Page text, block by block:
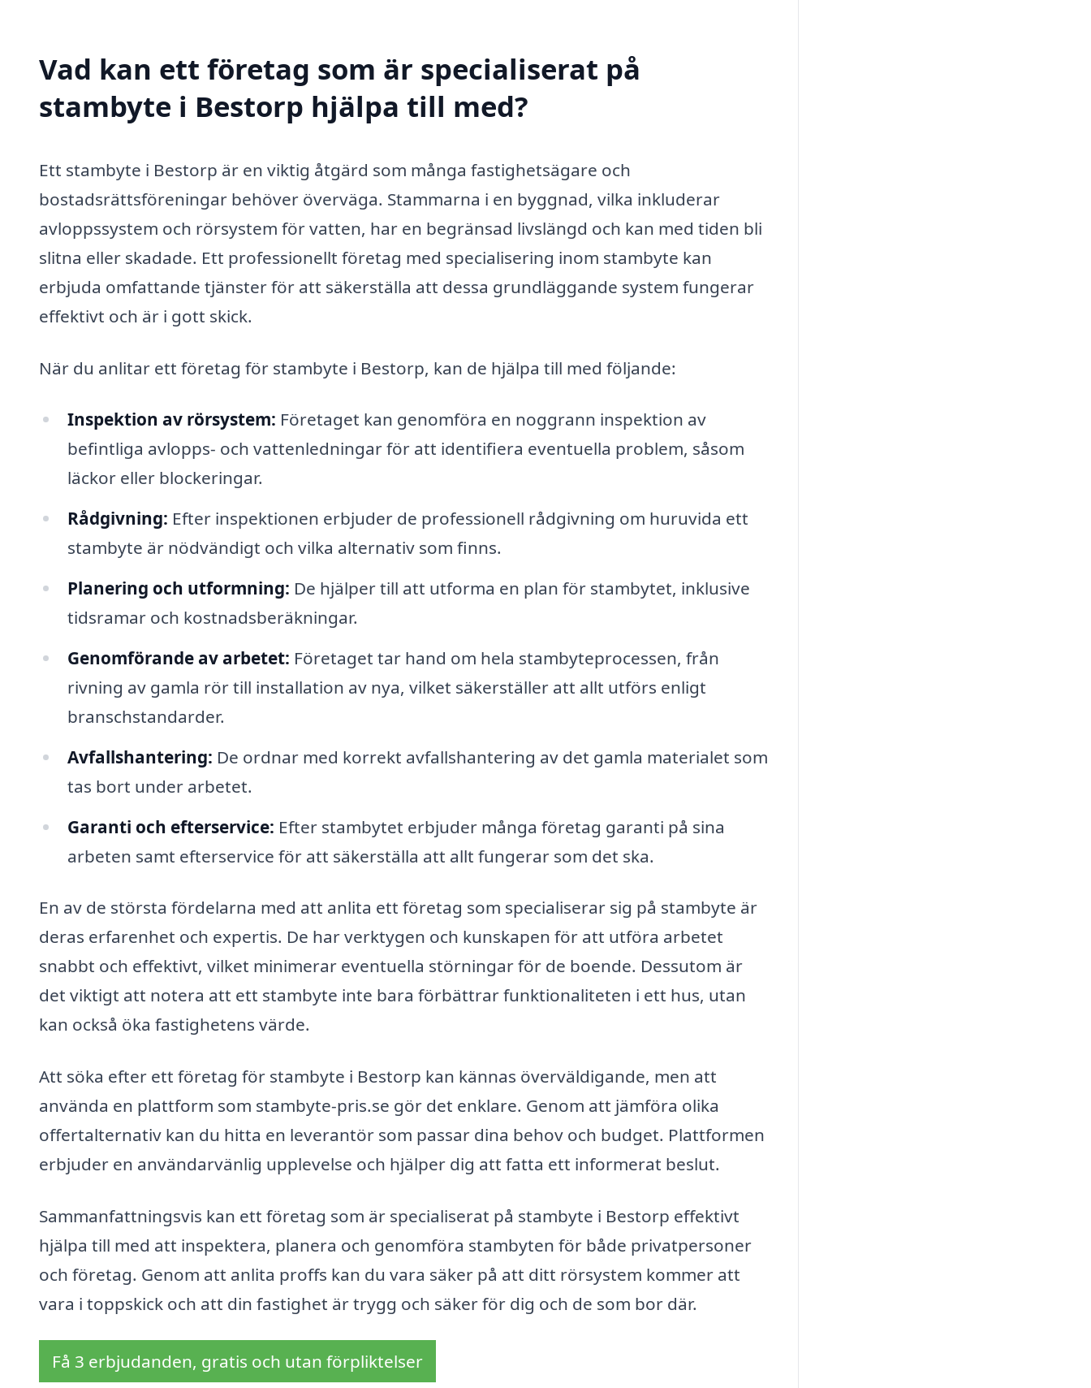
Vad kan ett företag som är specialiserat på
stambyte i Bestorp hjälpa till med?
Ett stambyte i Bestorp är en viktig åtgärd som många fastighetsägare och
bostadsrättsföreningar behöver överväga. Stammarna i en byggnad, vilka inkluderar
avloppssystem och rörsystem för vatten, har en begränsad livslängd och kan med tiden bli
slitna eller skadade. Ett professionellt företag med specialisering inom stambyte kan
erbjuda omfattande tjänster för att säkerställa att dessa grundläggande system fungerar
effektivt och är i gott skick.
När du anlitar ett företag för stambyte i Bestorp, kan de hjälpa till med följande:
Inspektion av rörsystem: Företaget kan genomföra en noggrann inspektion av
befintliga avlopps- och vattenledningar för att identifiera eventuella problem, såsom
läckor eller blockeringar.
Rådgivning: Efter inspektionen erbjuder de professionell rådgivning om huruvida ett
stambyte är nödvändigt och vilka alternativ som finns.
Planering och utformning: De hjälper till att utforma en plan för stambytet, inklusive
tidsramar och kostnadsberäkningar.
Genomförande av arbetet: Företaget tar hand om hela stambyteprocessen, från
rivning av gamla rör till installation av nya, vilket säkerställer att allt utförs enligt
branschstandarder.
Avfallshantering: De ordnar med korrekt avfallshantering av det gamla materialet som
tas bort under arbetet.
Garanti och efterservice: Efter stambytet erbjuder många företag garanti på sina
arbeten samt efterservice för att säkerställa att allt fungerar som det ska.
En av de största fördelarna med att anlita ett företag som specialiserar sig på stambyte är
deras erfarenhet och expertis. De har verktygen och kunskapen för att utföra arbetet
snabbt och effektivt, vilket minimerar eventuella störningar för de boende. Dessutom är
det viktigt att notera att ett stambyte inte bara förbättrar funktionaliteten i ett hus, utan
kan också öka fastighetens värde.
Att söka efter ett företag för stambyte i Bestorp kan kännas överväldigande, men att
använda en plattform som stambyte-pris.se gör det enklare. Genom att jämföra olika
offertalternativ kan du hitta en leverantör som passar dina behov och budget. Plattformen
erbjuder en användarvänlig upplevelse och hjälper dig att fatta ett informerat beslut.
Sammanfattningsvis kan ett företag som är specialiserat på stambyte i Bestorp effektivt
hjälpa till med att inspektera, planera och genomföra stambyten för både privatpersoner
och företag. Genom att anlita proffs kan du vara säker på att ditt rörsystem kommer att
vara i toppskick och att din fastighet är trygg och säker för dig och de som bor där.
Få 3 erbjudanden, gratis och utan förpliktelser